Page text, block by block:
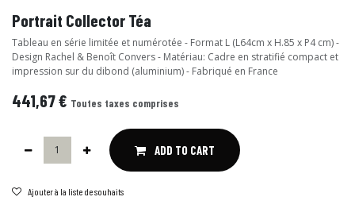
Portrait Collector Téa
Tableau en série limitée et numérotée - Format L (L64cm x H.85 x P4 cm) -
Design Rachel & Benoît Convers - Matériau: Cadre en stratifié compact et
impression sur du dibond (aluminium) - Fabriqué en France
441,67€ Toutes taxes comprises
ADD TO CART
Ajouter à la liste de souhaits